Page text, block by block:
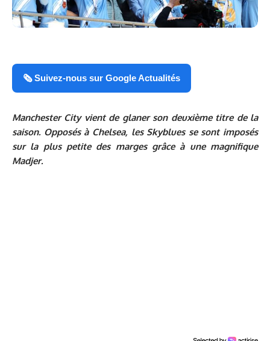
🗞️ Suivez-nous sur Google Actualités
Manchester City vient de glaner son deuxième titre de la
saison. Opposés à Chelsea, les Skyblues se sont imposés
sur la plus petite des marges grâce à une magnifique
Madjer.